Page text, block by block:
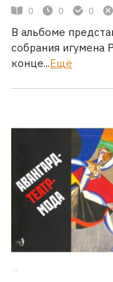
0 0 0
В альбоме
собрания игумена
конце...Ещё